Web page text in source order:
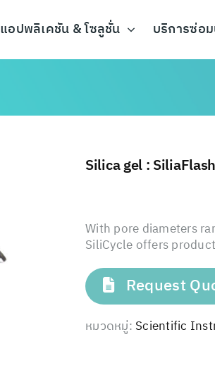
แอปพลิเคชัน & โซลูชั่น บริการซ่อ
Silica gel : SiliaFlash
With pore diameters
SiliCycle offers
Request
หมวดหมู่: Scientific